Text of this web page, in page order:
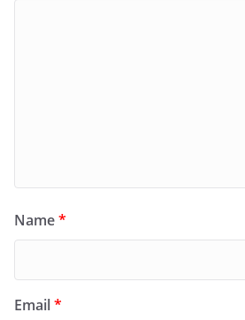
Name*
Email*